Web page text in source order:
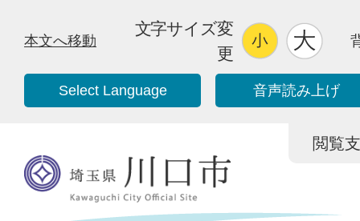
本文へ移動
文字サイズ変
更
Select Language 音声読み上げ
閲覧